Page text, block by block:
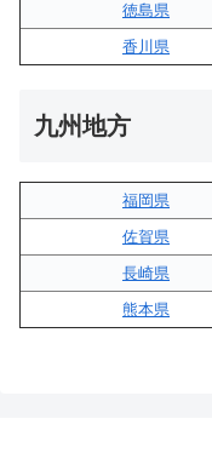
徳島県
香川県
九州地方
福岡県
佐賀県
長崎県
熊本県